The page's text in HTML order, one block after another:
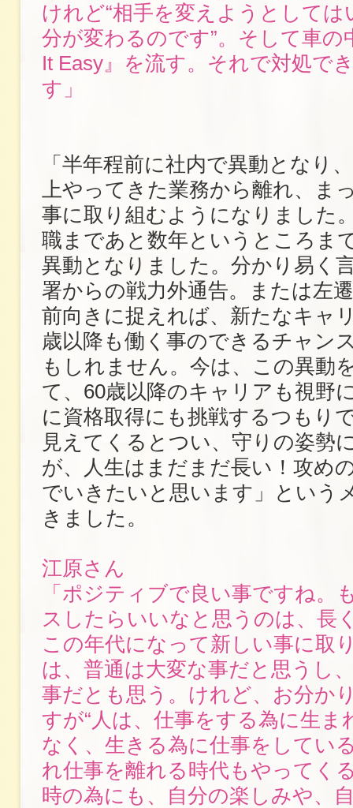
けれど“相手を変えようとして
分が変わるのです”。そして車の
It Easy』を流す。それで対処で
す」
「半年程前に社内で異動となり
上やってきた業務から離れ、ま
事に取り組むようになりました
職まであと数年というところま
異動となりました。分かり易く
署からの戦力外通告。または左
前向きに捉えれば、新たなキャ
歳以降も働く事のできるチャン
もしれません。今は、この異動
て、60歳以降のキャリアも視野
に資格取得にも挑戦するつもり
見えてくるとつい、守りの姿勢
が、人生はまだまだ長い！攻め
でいきたいと思います」という
きました。
江原さん
「ポジティブで良い事ですね。
スしたらいいなと思うのは、長
この年代になって新しい事に取
は、普通は大変な事だと思うし
事だとも思う。けれど、お分か
すが“人は、仕事をする為に生ま
なく、生きる為に仕事をしてい
れ仕事を離れる時代もやってく
時の為にも、自分の楽しみや、